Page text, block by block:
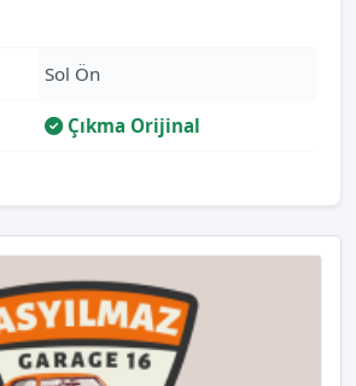
Sol Ön
Çıkma Orijinal